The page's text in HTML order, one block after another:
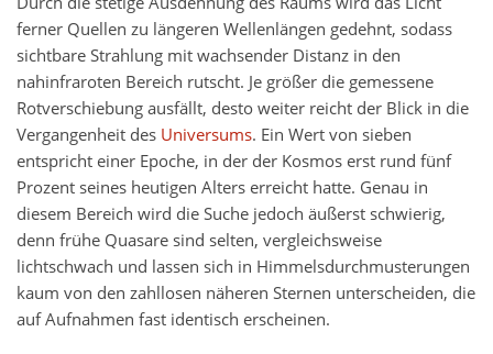
ferner Quellen zu längeren Wellenlängen gedehnt, sodass
sichtbare Strahlung mit wachsender Distanz in den
nahinfraroten Bereich rutscht. Je größer die gemessene
Rotverschiebung ausfällt, desto weiter reicht der Blick in die
Vergangenheit des Universums. Ein Wert von sieben
entspricht einer Epoche, in der der Kosmos erst rund fünf
Prozent seines heutigen Alters erreicht hatte. Genau in
diesem Bereich wird die Suche jedoch äußerst schwierig,
denn frühe Quasare sind selten, vergleichsweise
lichtschwach und lassen sich in Himmelsdurchmusterungen
kaum von den zahllosen näheren Sternen unterscheiden, die
auf Aufnahmen fast identisch erscheinen.